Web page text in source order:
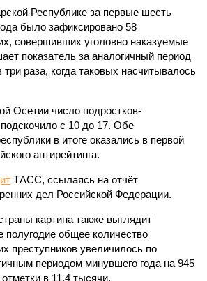
Республике за первые шесть
было зафиксировано 58
совершивших уголовно наказуемые
показатель за аналогичный период
три раза, когда таковых насчитывалось
Осетии число подростков-
с 10 до 17. Обе
в итоге оказались в первой
антирейтинга.
ТАСС, ссылаясь на отчёт
дел Российской Федерации.
картина также выглядит
полугодие общее количество
преступников увеличилось по
периодом минувшего года на 945
в 11,4 тысячи.